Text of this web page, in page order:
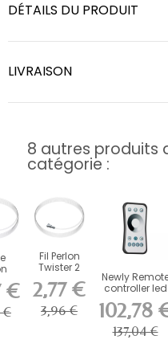
DÉTAILS DU PRODUIT
LIVRAISON
8 autres produits
catégorie :
€
€
Fil Perlon
Twister 2
Artiteq -...
2,77 €
3,96 €
Newly
controller led
strip
102,78
137,04 €